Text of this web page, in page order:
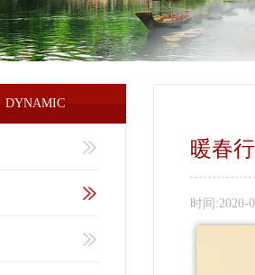
DYNAMIC
暖春
时间:2020-